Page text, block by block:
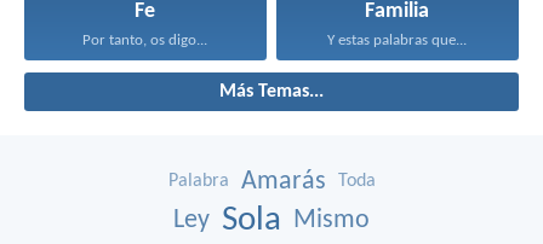
Fe
Por tanto, os digo...
Familia
Y estas palabras que...
Más Temas...
Palabra Amarás Toda
Ley Sola Mismo